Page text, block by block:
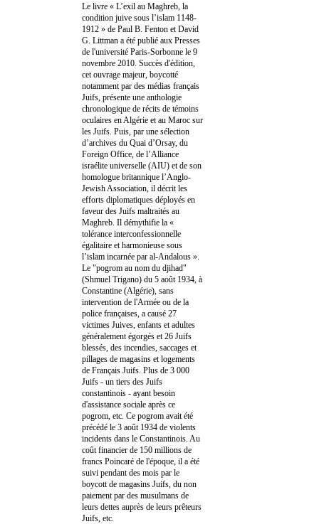
Le livre « L’exil au Maghreb, la
condition juive sous l’islam 1148-
1912 » de Paul B. Fenton et David
G. Littman a été publié aux Presses
de l'université Paris-Sorbonne le 9
novembre 2010. Succès d'édition,
cet ouvrage majeur, boycotté
notamment par des médias français
Juifs, présente une anthologie
chronologique de récits de témoins
oculaires en Algérie et au Maroc sur
les Juifs. Puis, par une sélection
d’archives du Quai d’Orsay, du
Foreign Office, de l’Alliance
israélite universelle (AIU) et de son
homologue britannique l’Anglo-
Jewish Association, il décrit les
efforts diplomatiques déployés en
faveur des Juifs maltraités au
Maghreb. Il démythifie la «
tolérance interconfessionnelle
égalitaire et harmonieuse sous
l’islam incarnée par al-Andalous ».
Le "pogrom au nom du djihad"
(Shmuel Trigano) du 5 août 1934, à
Constantine (Algérie), sans
intervention de l'Armée ou de la
police françaises, a causé 27
victimes Juives, enfants et adultes
généralement égorgés et 26 Juifs
blessés, des incendies, saccages et
pillages de magasins et logements
de Français Juifs. Plus de 3 000
Juifs - un tiers des Juifs
constantinois - ayant besoin
d'assistance sociale après ce
pogrom, etc. Ce pogrom avait été
précédé le 3 août 1934 de violents
incidents dans le Constantinois. Au
coût financier de 150 millions de
francs Poincaré de l'époque, il a été
suivi pendant des mois par le
boycott de magasins Juifs, du non
paiement par des musulmans de
leurs dettes auprès de leurs prêteurs
Juifs, etc.